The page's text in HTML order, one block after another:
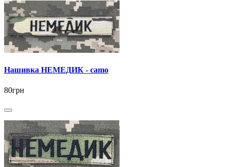
Нашивка НЕМЕДИК - camo
80грн